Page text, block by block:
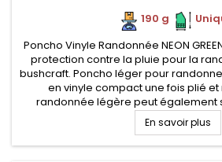
190 g
Poncho Vinyle Randonnée NEON
protection contre la pluie pour la
bushcraft. Poncho léger pour
en vinyle compact une fois plié et
randonnée légère peut également
protection ou de tapis de sol ou
En savoir plus